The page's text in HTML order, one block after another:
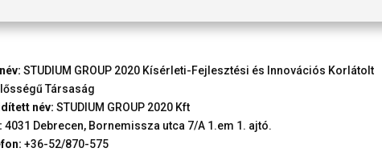
STUDIUM GROUP 2020 Kísérleti-Fejlesztési és Innovációs Korlátolt
Társaság
név: STUDIUM GROUP 2020 Kft
4031 Debrecen, Bornemissza utca 7/A 1.em 1. ajtó.
+36-52/870-575